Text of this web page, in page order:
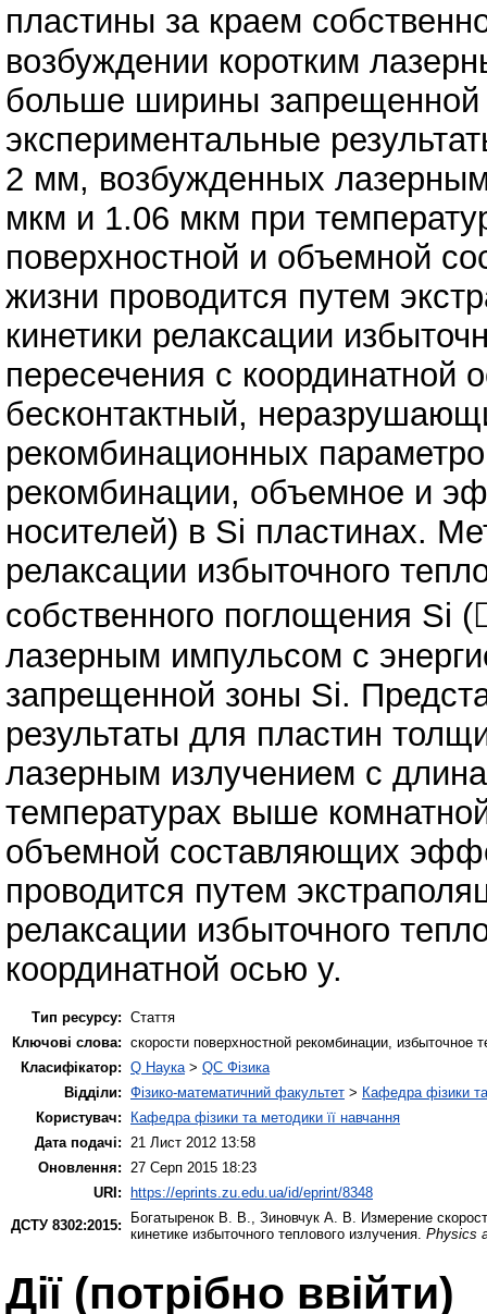
пластины за краем
возбуждении коротким
больше ширины
экспериментальные
2 мм, возбужденных
мкм и 1.06 мкм при
поверхностной и объемной
жизни проводится путем
кинетики релаксации
пересечения с координатной
бесконтактный,
рекомбинационных
рекомбинации, объемное и
носителей) в Si пластинах.
релаксации избыточного
собственного поглощения Si
лазерным импульсом с
запрещенной зоны Si.
результаты для пластин
лазерным излучением с
температурах выше
объемной составляющих
проводится путем
релаксации избыточного
координатной осью y.
Тип ресурсу: Стаття
Ключові слова: скорости поверхностной рекомбинации, избыточное
Класифікатор: Q Наука > QC Фізика
Відділи: Фізико-математичний факультет > Кафедра фізики
Користувач:
Кафедра фізики та методики її навчання
Дата подачі:
21 Лист 2012 13:58
Оновлення:
27 Серп 2015 18:23
URI: https://eprints.zu.edu.ua/id/eprint/8348
ДСТУ 8302:2015:
Богатыренок В. В. Зиновчук А. В.
Измерение
кинетике избыточного теплового излучения. Physics
Дії ​​(потрібно ввійти)